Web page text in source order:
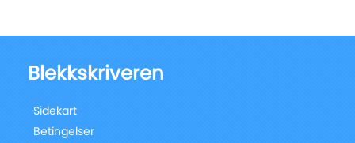
Blekkskriveren
Sidekart
Betingelser